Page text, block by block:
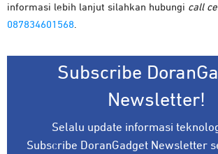
informasi lebih lanjut silahkan hubungi call
087834601568.
Subscribe
Newsletter!
Selalu update informasi
Subscribe DoranGadget Newsletter